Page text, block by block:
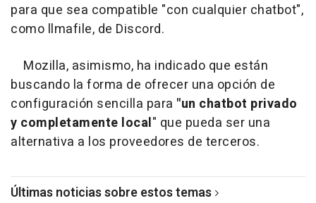
para que sea compatible "con cualquier chatbot",
como llmafile, de Discord.
Mozilla, asimismo, ha indicado que están
buscando la forma de ofrecer una opción de
configuración sencilla para "un chatbot privado
y completamente local" que pueda ser una
alternativa a los proveedores de terceros.
Últimas noticias sobre estos temas